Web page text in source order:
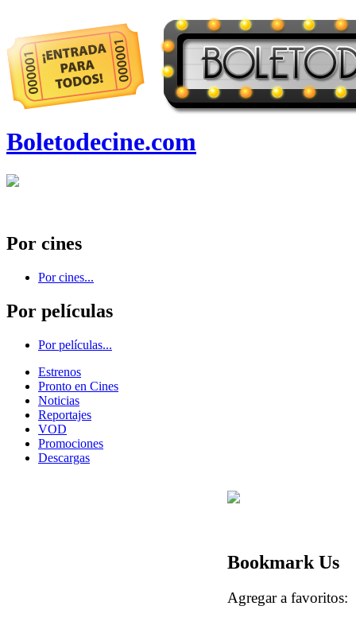
Boletodecine.com
Por cines
Por cines...
Por películas
Por películas...
Estrenos
Pronto en Cines
Noticias
Reportajes
VOD
Promociones
Descargas
Bookmark Us
Agregar a